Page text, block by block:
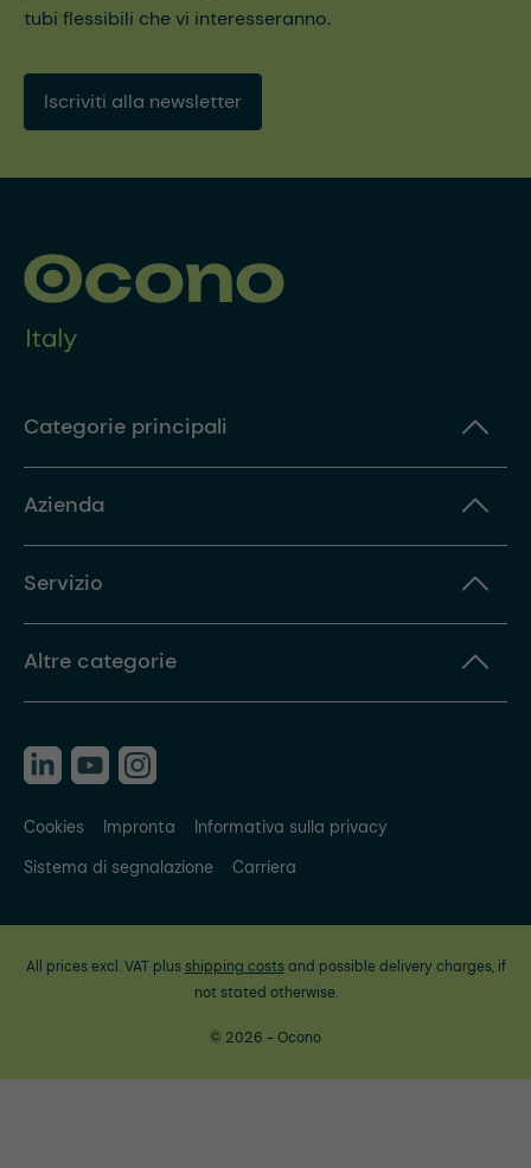
tubi flessibili che vi interesseranno.
Iscriviti alla newsletter
Categorie principali
Azienda
Servizio
Altre categorie
Cookies Impronta
Informativa sulla privacy
Sistema di segnalazione
Carriera
All prices excl. VAT plus shipping costsand possible delivery charges, if
not stated otherwise.
© 2026 - Ocono